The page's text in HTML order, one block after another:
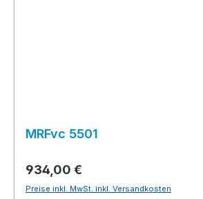
MRFvc 5501
934,00 €
Preise inkl. MwSt. inkl. Versandkosten